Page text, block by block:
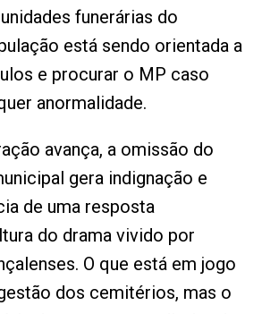
funerárias do
está sendo orientada a
e procurar o MP caso
anormalidade.
avança, a omissão do
gera indignação e
de uma resposta
do drama vivido por
O que está em jogo
dos cemitérios, mas o